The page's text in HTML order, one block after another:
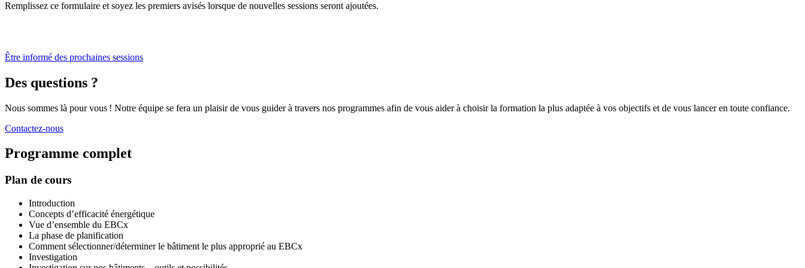
Remplissez ce formulaire et soyez les premiers avisés lorsque de nouvelles sessions seront ajoutées.
Être informé des prochaines sessions
Des questions ?
Nous sommes là pour vous ! Notre équipe se fera un plaisir de vous guider à travers nos programmes afin de vous aider à choisir la formation la plus adaptée à vos objectifs et de vous lancer en toute confiance.
Contactez-nous
Programme complet
Plan de cours
Introduction
Concepts d’efficacité énergétique
Vue d’ensemble du EBCx
La phase de planification
Comment sélectionner/déterminer le bâtiment le plus approprié au EBCx
Investigation